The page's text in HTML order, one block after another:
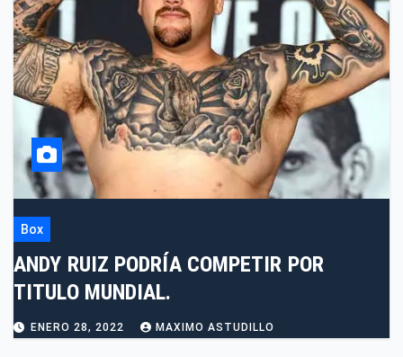
Box
ANDY RUIZ PODRÍA COMPETIR POR
TITULO MUNDIAL.
ENERO 28, 2022 MAXIMO ASTUDILLO